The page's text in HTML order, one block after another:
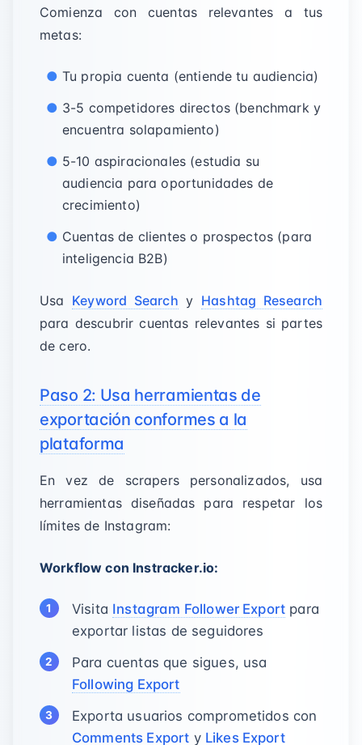
Comienza con cuentas relevantes a tus
metas:
Tu propia cuenta (entiende tu audiencia)
3-5 competidores directos (benchmark y
encuentra solapamiento)
5-10 aspiracionales (estudia su
audiencia para oportunidades de
crecimiento)
Cuentas de clientes o prospectos (para
inteligencia B2B)
Usa Keyword Search y Hashtag Research
para descubrir cuentas relevantes si partes
de cero.
Paso 2: Usa herramientas de
exportación conformes a la
plataforma
En vez de scrapers personalizados, usa
herramientas diseñadas para respetar los
límites de Instagram:
Workflow con Instracker.io:
Visita Instagram Follower Export para
exportar listas de seguidores
Para cuentas que sigues, usa
Following Export
Exporta usuarios comprometidos con
Comments Export y Likes Export